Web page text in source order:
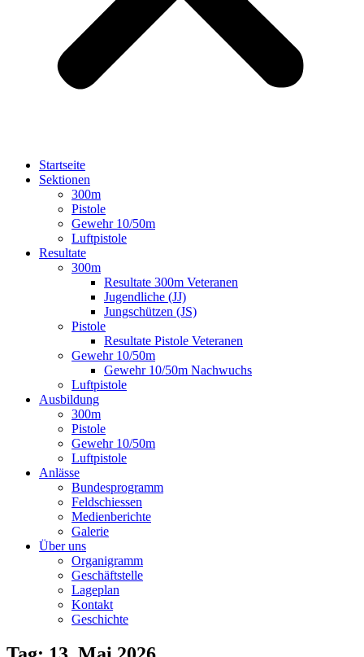
Startseite
Sektionen
300m
Pistole
Gewehr 10/50m
Luftpistole
Resultate
300m
Resultate 300m Veteranen
Jugendliche (JJ)
Jungschützen (JS)
Pistole
Resultate Pistole Veteranen
Gewehr 10/50m
Gewehr 10/50m Nachwuchs
Luftpistole
Ausbildung
300m
Pistole
Gewehr 10/50m
Luftpistole
Anlässe
Bundesprogramm
Feldschiessen
Medienberichte
Galerie
Über uns
Organigramm
Geschäftstelle
Lageplan
Kontakt
Geschichte